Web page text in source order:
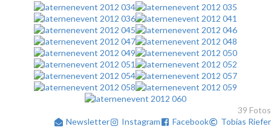
39 Fotos
Newsletter
Instagram Facebook Tobias Riefer